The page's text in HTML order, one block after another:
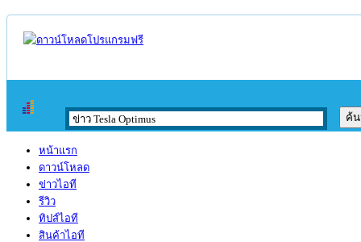
หน้าแรก
ดาวน์โหลด
ข่าวไอที
รีวิว
ทิปส์ไอที
สินค้าไอที